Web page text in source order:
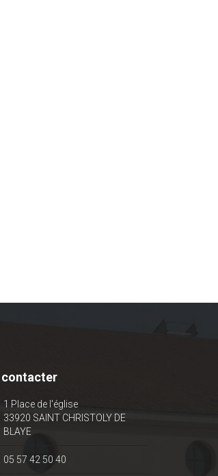
contacter
1 Place de l'église
33920 SAINT CHRISTOLY DE
BLAYE
05 57 42 50 40